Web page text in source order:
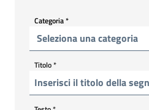
Categoria*
Titolo*